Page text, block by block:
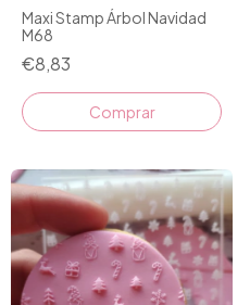
Maxi Stamp Árbol Navidad
M68
€8,83
Comprar